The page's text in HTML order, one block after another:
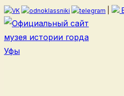
Перейти
к
содержимому